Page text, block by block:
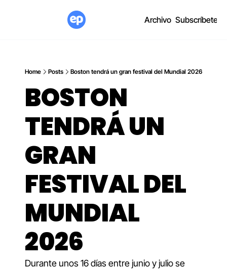
Archivo Subscríbete
Home Posts Boston tendrá un gran festival del Mundial 2026
BOSTON
TENDRÁ UN
GRAN
FESTIVAL DEL
MUNDIAL
2026
Durante unos 16 días entre junio y julio se